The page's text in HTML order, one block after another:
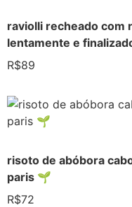
raviolli recheado com
lentamente e
R$89
risoto de abóbora
paris 🌱
R$72